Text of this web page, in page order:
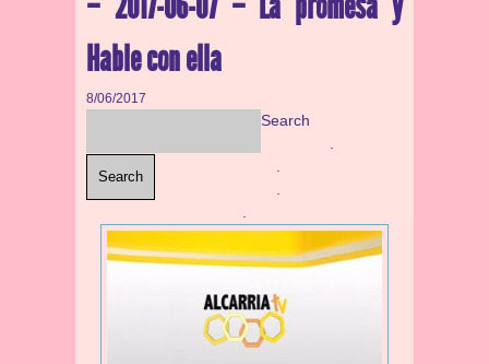
Hable con ella
8/06/2017
Search
Search